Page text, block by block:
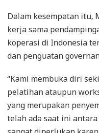
Dalam kesempatan itu,
kerja sama
koperasi di Indonesia
dan penguatan
“Kami membuka diri
pelatihan ataupun
yang merupakan
telah ada saat ini antara